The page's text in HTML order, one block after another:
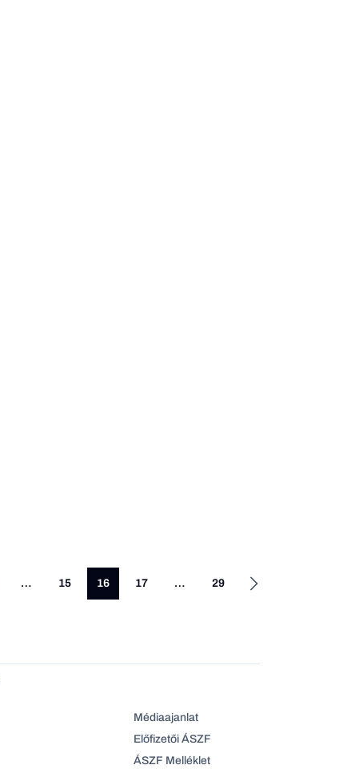
… 15 16 17 … 29
Médiaajanlat
Előfizetői ÁSZF
ÁSZF Melléklet